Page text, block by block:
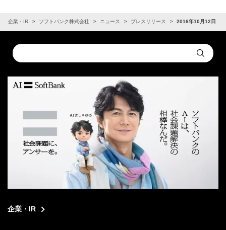
企業・IR ソフトバンク株式会社 ニュース プレスリリース 2016年10月12日
Conduct
a
Submit
企業・IR